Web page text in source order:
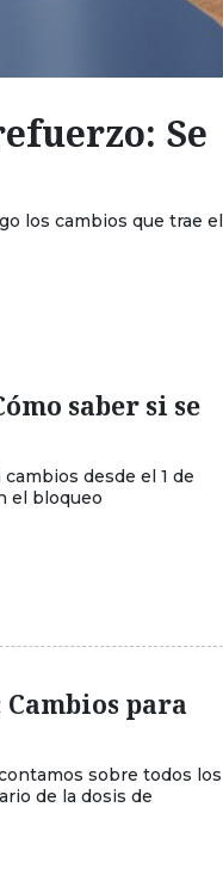
Se
los cambios que trae el
saber si se
desde el 1 de
el bloqueo
para
sobre todos los
de la dosis de